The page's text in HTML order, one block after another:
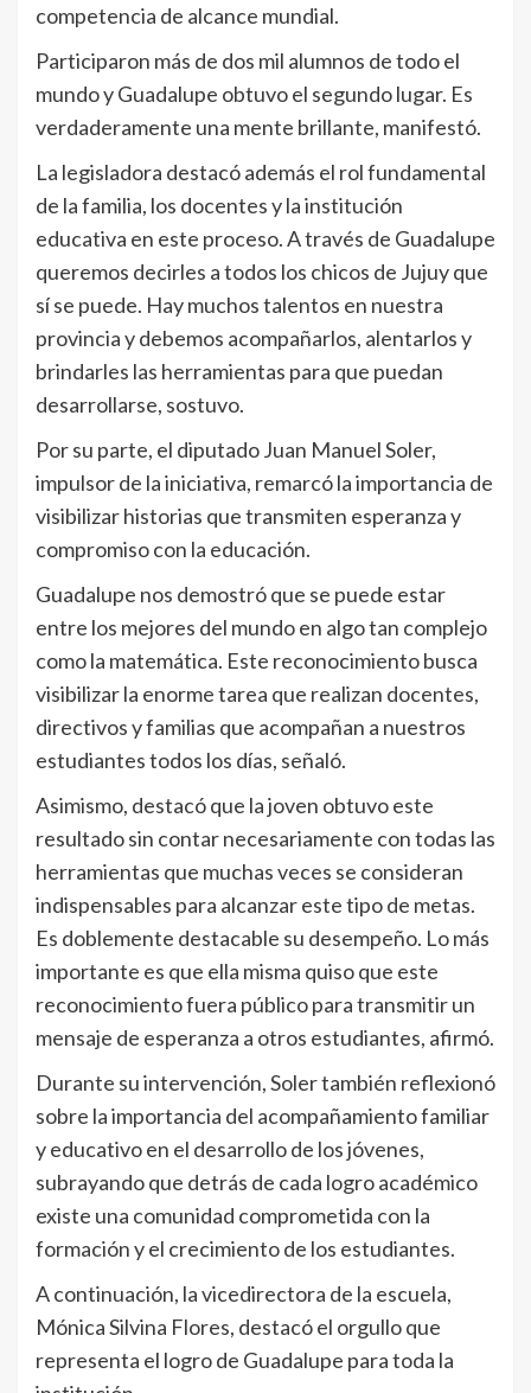
competencia de alcance mundial.
Participaron más de dos mil alumnos de todo el
mundo y Guadalupe obtuvo el segundo lugar. Es
verdaderamente una mente brillante, manifestó.
La legisladora destacó además el rol fundamental
de la familia, los docentes y la institución
educativa en este proceso. A través de Guadalupe
queremos decirles a todos los chicos de Jujuy que
sí se puede. Hay muchos talentos en nuestra
provincia y debemos acompañarlos, alentarlos y
brindarles las herramientas para que puedan
desarrollarse, sostuvo.
Por su parte, el diputado Juan Manuel Soler,
impulsor de la iniciativa, remarcó la importancia de
visibilizar historias que transmiten esperanza y
compromiso con la educación.
Guadalupe nos demostró que se puede estar
entre los mejores del mundo en algo tan complejo
como la matemática. Este reconocimiento busca
visibilizar la enorme tarea que realizan docentes,
directivos y familias que acompañan a nuestros
estudiantes todos los días, señaló.
Asimismo, destacó que la joven obtuvo este
resultado sin contar necesariamente con todas las
herramientas que muchas veces se consideran
indispensables para alcanzar este tipo de metas.
Es doblemente destacable su desempeño. Lo más
importante es que ella misma quiso que este
reconocimiento fuera público para transmitir un
mensaje de esperanza a otros estudiantes, afirmó.
Durante su intervención, Soler también reflexionó
sobre la importancia del acompañamiento familiar
y educativo en el desarrollo de los jóvenes,
subrayando que detrás de cada logro académico
existe una comunidad comprometida con la
formación y el crecimiento de los estudiantes.
A continuación, la vicedirectora de la escuela,
Mónica Silvina Flores, destacó el orgullo que
representa el logro de Guadalupe para toda la